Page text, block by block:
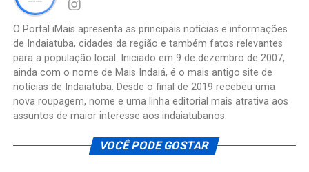
O Portal iMais apresenta as principais notícias e informações
de Indaiatuba, cidades da região e também fatos relevantes
para a população local. Iniciado em 9 de dezembro de 2007,
ainda com o nome de Mais Indaiá, é o mais antigo site de
notícias de Indaiatuba. Desde o final de 2019 recebeu uma
nova roupagem, nome e uma linha editorial mais atrativa aos
assuntos de maior interesse aos indaiatubanos.
VOCÊ PODE GOSTAR